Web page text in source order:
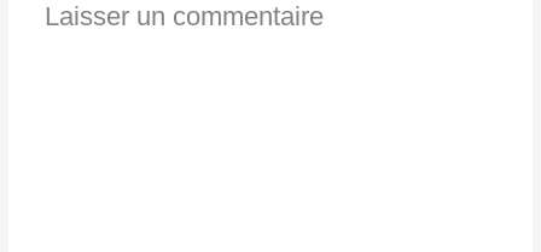
Laisser un commentaire